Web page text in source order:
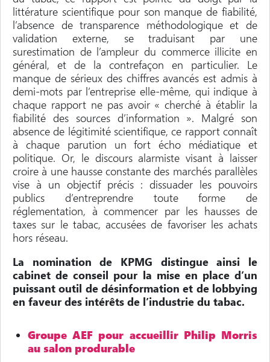
littérature scientifique pour son manque de fiabilité,
l’absence de transparence méthodologique et de
validation externe, se traduisant par une
surestimation de l’ampleur du commerce illicite en
général, et de la contrefaçon en particulier. Le
manque de sérieux des chiffres avancés est admis à
demi-mots par l’entreprise elle-même, qui indique à
chaque rapport ne pas avoir « cherché à établir la
fiabilité des sources d’information ». Malgré son
absence de légitimité scientifique, ce rapport connaît
à chaque parution un fort écho médiatique et
politique. Or, le discours alarmiste visant à laisser
croire à une hausse constante des marchés parallèles
vise à un objectif précis : dissuader les pouvoirs
publics d’entreprendre toute forme de
réglementation, à commencer par les hausses de
taxes sur le tabac, accusées de favoriser les achats
hors réseau.
La nomination de KPMG distingue ainsi le
cabinet de conseil pour la mise en place d’un
puissant outil de désinformation et de lobbying
en faveur des intérêts de l’industrie du tabac.
Groupe AEF pour accueillir Philip Morris
au salon produrable